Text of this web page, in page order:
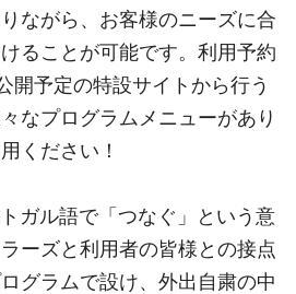
ながら、お客様のニーズに合
ることが可能です。利用予約
開予定の特設サイトから行う
なプログラムメニューがあり
ください！
ガル語で「つなぐ」という意
ーズと利用者の皆様との接点
グラムで設け、外出自粛の中